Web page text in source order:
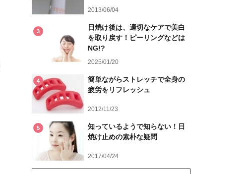
2013/06/04
3
日焼け後は、適切なケアで美白
を取り戻す！ピーリングなどは
NG!?
2025/01/20
4
簡単ながらストレッチで全身の
疲労をリフレッシュ
2012/11/23
5
知っているようで知らない！日
焼け止めの素朴な疑問
2017/04/24